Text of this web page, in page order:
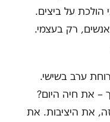
על ביצים.
רק בעצמי.
ערב בשישי.
– את חיה היום?
את היציבות. את